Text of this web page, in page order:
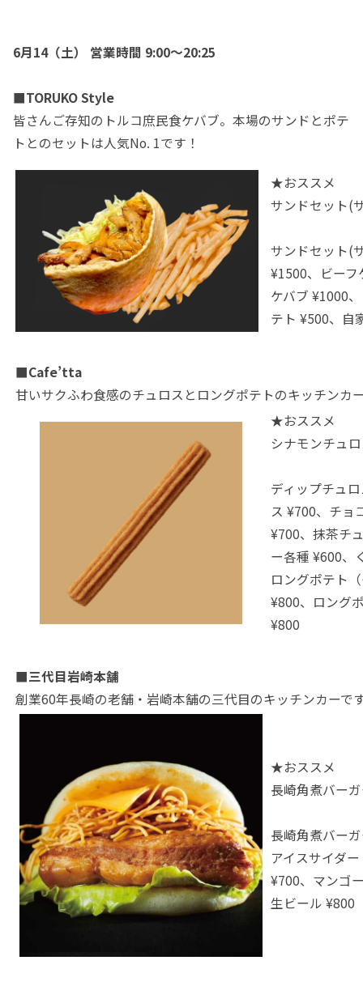
6月14（土） 営業時間 9:00～20:25
■TORUKO Style
皆さんご存知のトルコ庶民食ケバブ。本場のサンドとポテ
トとのセットは人気No. 1です！
★おススメ
サンドセット(
サンドセット(
¥1500、ビー
ケバブ ¥1000
テト ¥500、自
■Cafe’tta
甘いサクふわ食感のチュロスとロングポテトのキッチンカ
★おススメ
シナモンチュ
ディップチュ
ス ¥700、チョ
¥700、抹茶チ
ー各種 ¥600、
ロングポテト
¥800、ロング
¥800
■三代目岩崎本舗
創業60年長崎の老舗・岩崎本舗の三代目のキッチンカーで
★おススメ
長崎角煮バー
長崎角煮バー
アイスサイダ
¥700、マンゴ
生ビール ¥800